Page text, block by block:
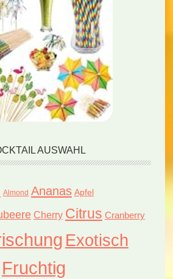
AUSWAHL
Almond Ananas Apfel
Cherry Citrus Cranberry
Exotisch
Fruchtig